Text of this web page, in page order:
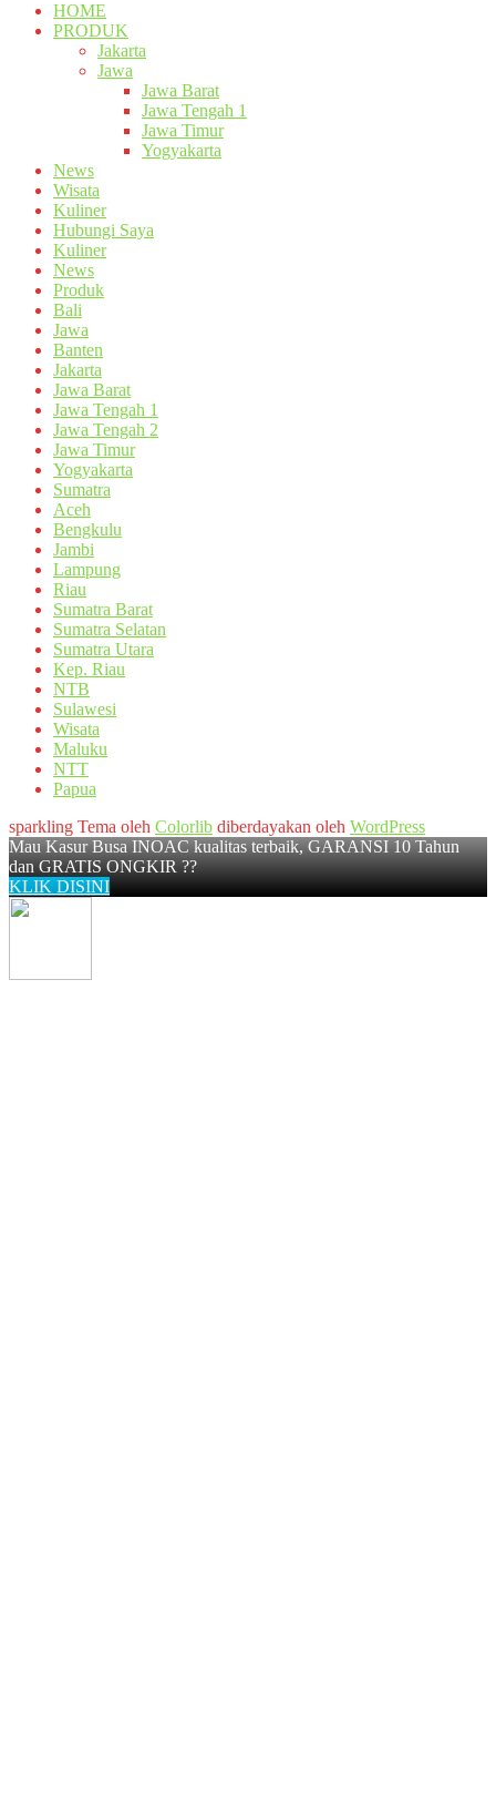
HOME
PRODUK
Jakarta
Jawa
Jawa Barat
Jawa Tengah 1
Jawa Timur
Yogyakarta
News
Wisata
Kuliner
Hubungi Saya
Kuliner
News
Produk
Bali
Jawa
Banten
Jakarta
Jawa Barat
Jawa Tengah 1
Jawa Tengah 2
Jawa Timur
Yogyakarta
Sumatra
Aceh
Bengkulu
Jambi
Lampung
Riau
Sumatra Barat
Sumatra Selatan
Sumatra Utara
Kep. Riau
NTB
Sulawesi
Wisata
Maluku
NTT
Papua
sparkling Tema oleh Colorlib diberdayakan oleh WordPress
Mau Kasur Busa INOAC kualitas terbaik, GARANSI 10 Tahun
dan GRATIS ONGKIR ??
KLIK DISINI